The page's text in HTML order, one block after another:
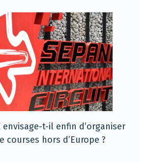
envisage-t-il enfin d’organiser
courses hors d’Europe ?